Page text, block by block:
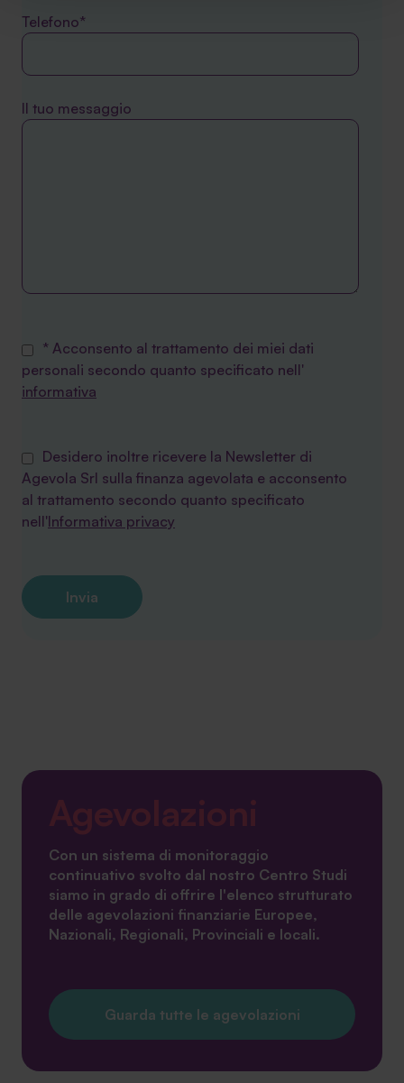
implementare tutti i cookie. Chiudendo questo banner
verranno installati i soli cookie necessari al
ti invitiamo a consultare le "Informazioni sui Cookie" qui
sopra.
Telefono*
Il tuo messaggio
* Acconsento al trattamento dei miei dati
personali secondo quanto specificato nell'
informativa
Desidero inoltre ricevere la Newsletter di
Agevola Srl sulla finanza agevolata e acconsento
al trattamento secondo quanto specificato
nell'Informativa privacy
Agevolazioni
Con un sistema di monitoraggio
continuativo svolto dal nostro Centro Studi
siamo in grado di offrire l'elenco strutturato
delle agevolazioni finanziarie Europee,
Nazionali, Regionali, Provinciali e locali.
Guarda tutte le agevolazioni